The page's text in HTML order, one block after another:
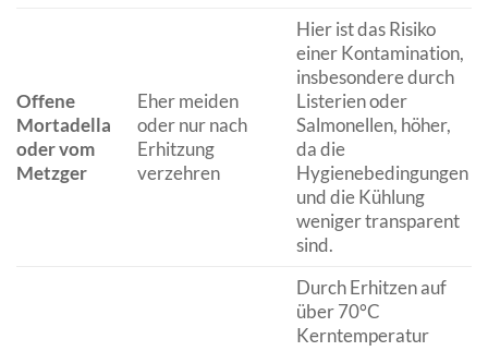
Offene
Mortadella
oder vom
Metzger
Eher meiden
oder nur nach
Erhitzung
verzehren
Hier ist das Risiko
einer Kontamination,
insbesondere durch
Listerien oder
Salmonellen, höher,
da die
Hygienebedingungen
und die Kühlung
weniger transparent
sind.
Durch Erhitzen auf
über 70°C
Kerntemperatur